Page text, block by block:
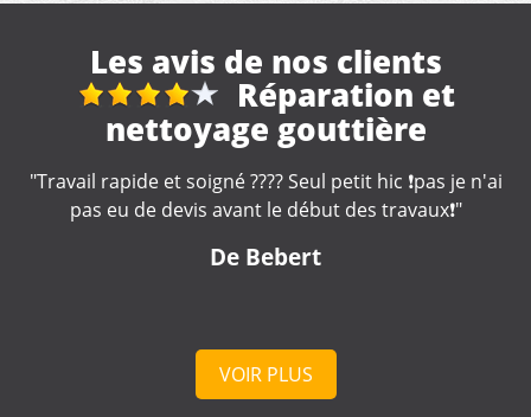
Les avis de nos clients
je n'ai
reparation
"Très bonne entreprise, intervention rapide
professionnel à votre écoute . Je
De cd
VOIR PLUS